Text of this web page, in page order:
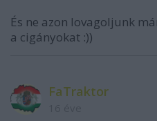
És ne azon lovagoljunk
a cigányokat :))
FaTraktor